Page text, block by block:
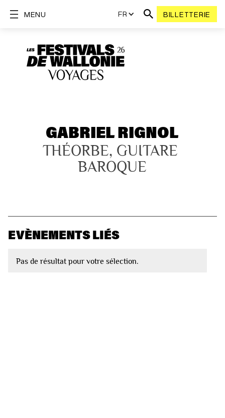
FR BILLETTERIE
MENU
GABRIEL RIGNOL
THÉORBE, GUITARE
BAROQUE
EVÈNEMENTS LIÉS
Pas de résultat pour votre sélection.